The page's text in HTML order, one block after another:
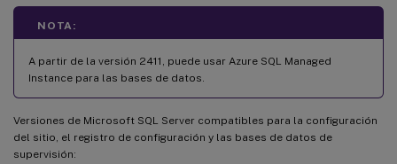
NOTA:
A partir de la versión 2411, puede usar Azure SQL Managed
Instance para las bases de datos.
Versiones de Microsoft SQL Server compatibles para la configuración
del sitio, el registro de configuración y las bases de datos de
supervisión: